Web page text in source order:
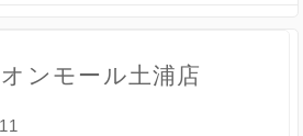
ンモール土浦店